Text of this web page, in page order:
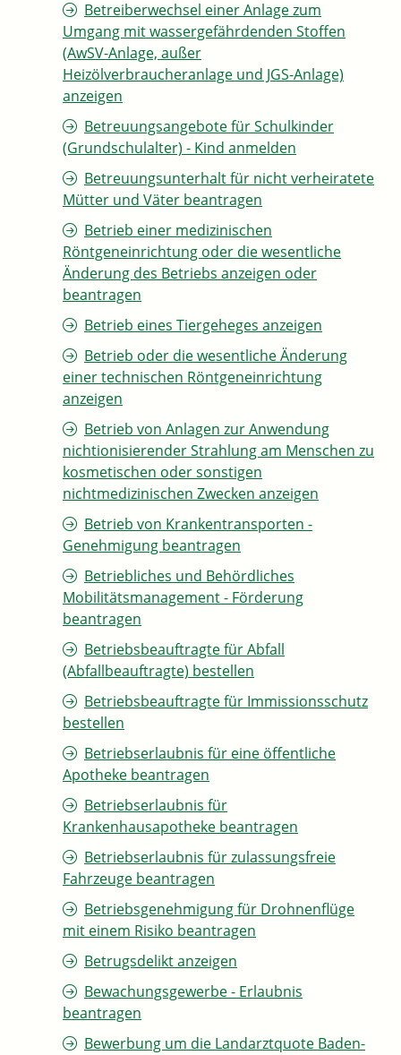
Betreiberwechsel einer Anlage zum
Umgang mit wassergefährdenden Stoffen
(AwSV-Anlage, außer
Heizölverbraucheranlage und JGS-Anlage)
anzeigen
Betreuungsangebote für Schulkinder
(Grundschulalter) - Kind anmelden
Betreuungsunterhalt für nicht verheiratete
Mütter und Väter beantragen
Betrieb einer medizinischen
Röntgeneinrichtung oder die wesentliche
Änderung des Betriebs anzeigen oder
beantragen
Betrieb eines Tiergeheges anzeigen
Betrieb oder die wesentliche Änderung
einer technischen Röntgeneinrichtung
anzeigen
Betrieb von Anlagen zur Anwendung
nichtionisierender Strahlung am Menschen zu
kosmetischen oder sonstigen
nichtmedizinischen Zwecken anzeigen
Betrieb von Krankentransporten -
Genehmigung beantragen
Betriebliches und Behördliches
Mobilitätsmanagement - Förderung
beantragen
Betriebsbeauftragte für Abfall
(Abfallbeauftragte) bestellen
Betriebsbeauftragte für Immissionsschutz
bestellen
Betriebserlaubnis für eine öffentliche
Apotheke beantragen
Betriebserlaubnis für
Krankenhausapotheke beantragen
Betriebserlaubnis für zulassungsfreie
Fahrzeuge beantragen
Betriebsgenehmigung für Drohnenflüge
mit einem Risiko beantragen
Betrugsdelikt anzeigen
Bewachungsgewerbe - Erlaubnis
beantragen
Bewerbung um die Landarztquote Baden-